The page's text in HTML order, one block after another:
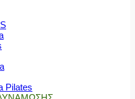
Pilates